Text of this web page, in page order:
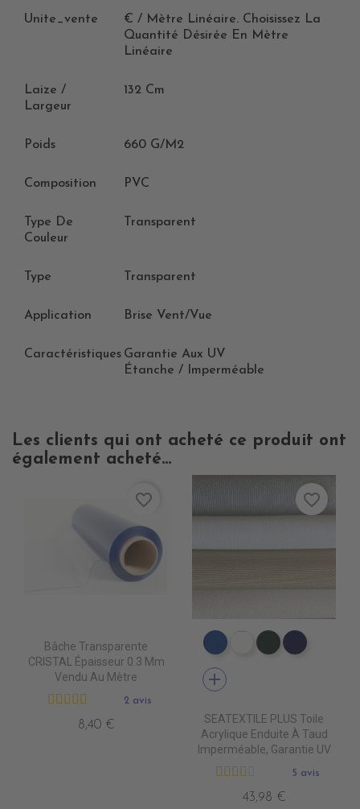
Unite_vente
€ / Mètre Linéaire. Choisissez La
Quantité Désirée En Mètre
Linéaire
Laize /
Largeur
132 Cm
Poids 660 G/m2
Composition PVC
Type De
Couleur
Transparent
Type Transparent
Application Brise Vent/vue
Caractéristiques Garantie Aux UV
Étanche / Imperméable
Les clients qui ont acheté ce produit ont
également acheté...
Bâche Transparente
CRISTAL Épaisseur 0.3 Mm
Vendu Au Mètre
2 avis
8,40 €
favorite_border
PT0540 ROYAL BLUE
PT0500 WHITE
PT0570PT0480
add
SEATEXTILE PLUS Toile
Acrylique Enduite À Taud
Imperméable, Garantie UV
5 avis
43,98 €
favorite_border